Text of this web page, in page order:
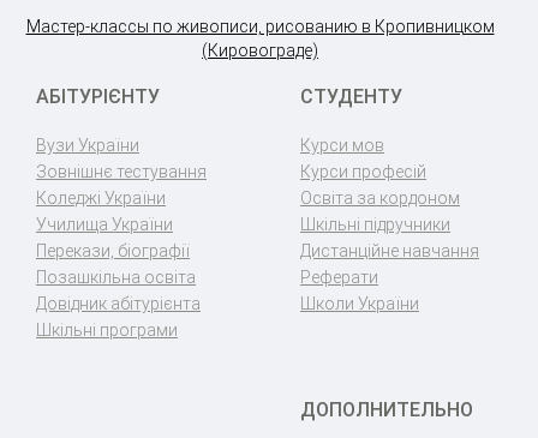
Мастер-классы по живописи, рисованию в Кропивницком
(Кировограде)
АБІТУРІЄНТУ
Вузи України
Зовнішнє тестування
Коледжі України
Училища України
Перекази, біографії
Позашкільна освіта
Довідник абітурієнта
Шкільні програми
СТУДЕНТУ
Курси мов
Курси професій
Освіта за кордоном
Шкільні підручники
Дистанційне навчання
Реферати
Школи України
ДОПОЛНИТЕЛЬНО